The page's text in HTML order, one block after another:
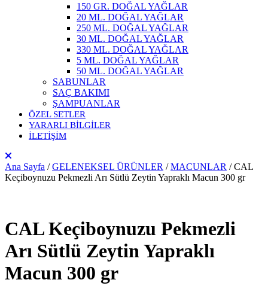
150 GR. DOĞAL YAĞLAR
20 ML. DOĞAL YAĞLAR
250 ML. DOĞAL YAĞLAR
30 ML. DOĞAL YAĞLAR
330 ML. DOĞAL YAĞLAR
5 ML. DOĞAL YAĞLAR
50 ML. DOĞAL YAĞLAR
SABUNLAR
SAÇ BAKIMI
ŞAMPUANLAR
ÖZEL SETLER
YARARLI BİLGİLER
İLETİŞİM
Ana Sayfa /GELENEKSEL ÜRÜNLER /MACUNLAR / CAL
Keçiboynuzu Pekmezli Arı Sütlü Zeytin Yapraklı Macun 300 gr
CAL Keçiboynuzu Pekmezli
Arı Sütlü Zeytin Yapraklı
Macun 300 gr